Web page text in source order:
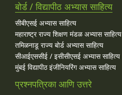
बोर्ड / विद्यापीठ अभ्यास साहित्य
सीबीएसई अभ्यास साहित्य
महाराष्ट्र राज्य शिक्षण मंडळ अभ्यास साहित्य
तमिळनाडू राज्य बोर्ड अभ्यास साहित्य
सीआईएससीई / इसीसीएसई अभ्यास साहित्य
मुंबई विद्यापीठ इंजीनियरिंग अभ्यास साहित्य
प्रश्नपत्रिका आणि उत्तरे